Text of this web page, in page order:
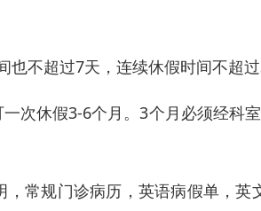
不超过7天，连续休假时间不超过
次休假3-6个月。3个月必须经科
常规门诊病历，英语病假单，英